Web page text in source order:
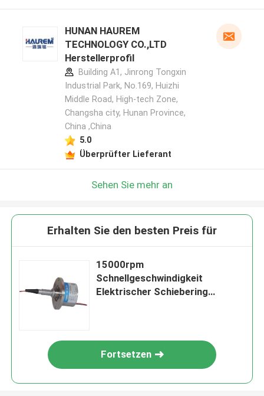
HUNAN HAUREM
TECHNOLOGY CO.,LTD
Herstellerprofil
Building A1, Jinrong Tongxin
Industrial Park, No.169, Huizhi
Middle Road, High-tech Zone,
Changsha city, Hunan Province,
China ,China
5.0
Überprüfter Lieferant
Sehen Sie mehr an
Erhalten Sie den besten Preis für
15000rpm
Schnellgeschwindigkeit
Elektrischer Schiebering
Fortsetzen